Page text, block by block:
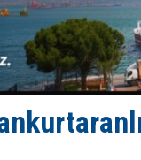
İngiliz
FESCO,
DESE,
35 milyon
İnsansız
Anadolu